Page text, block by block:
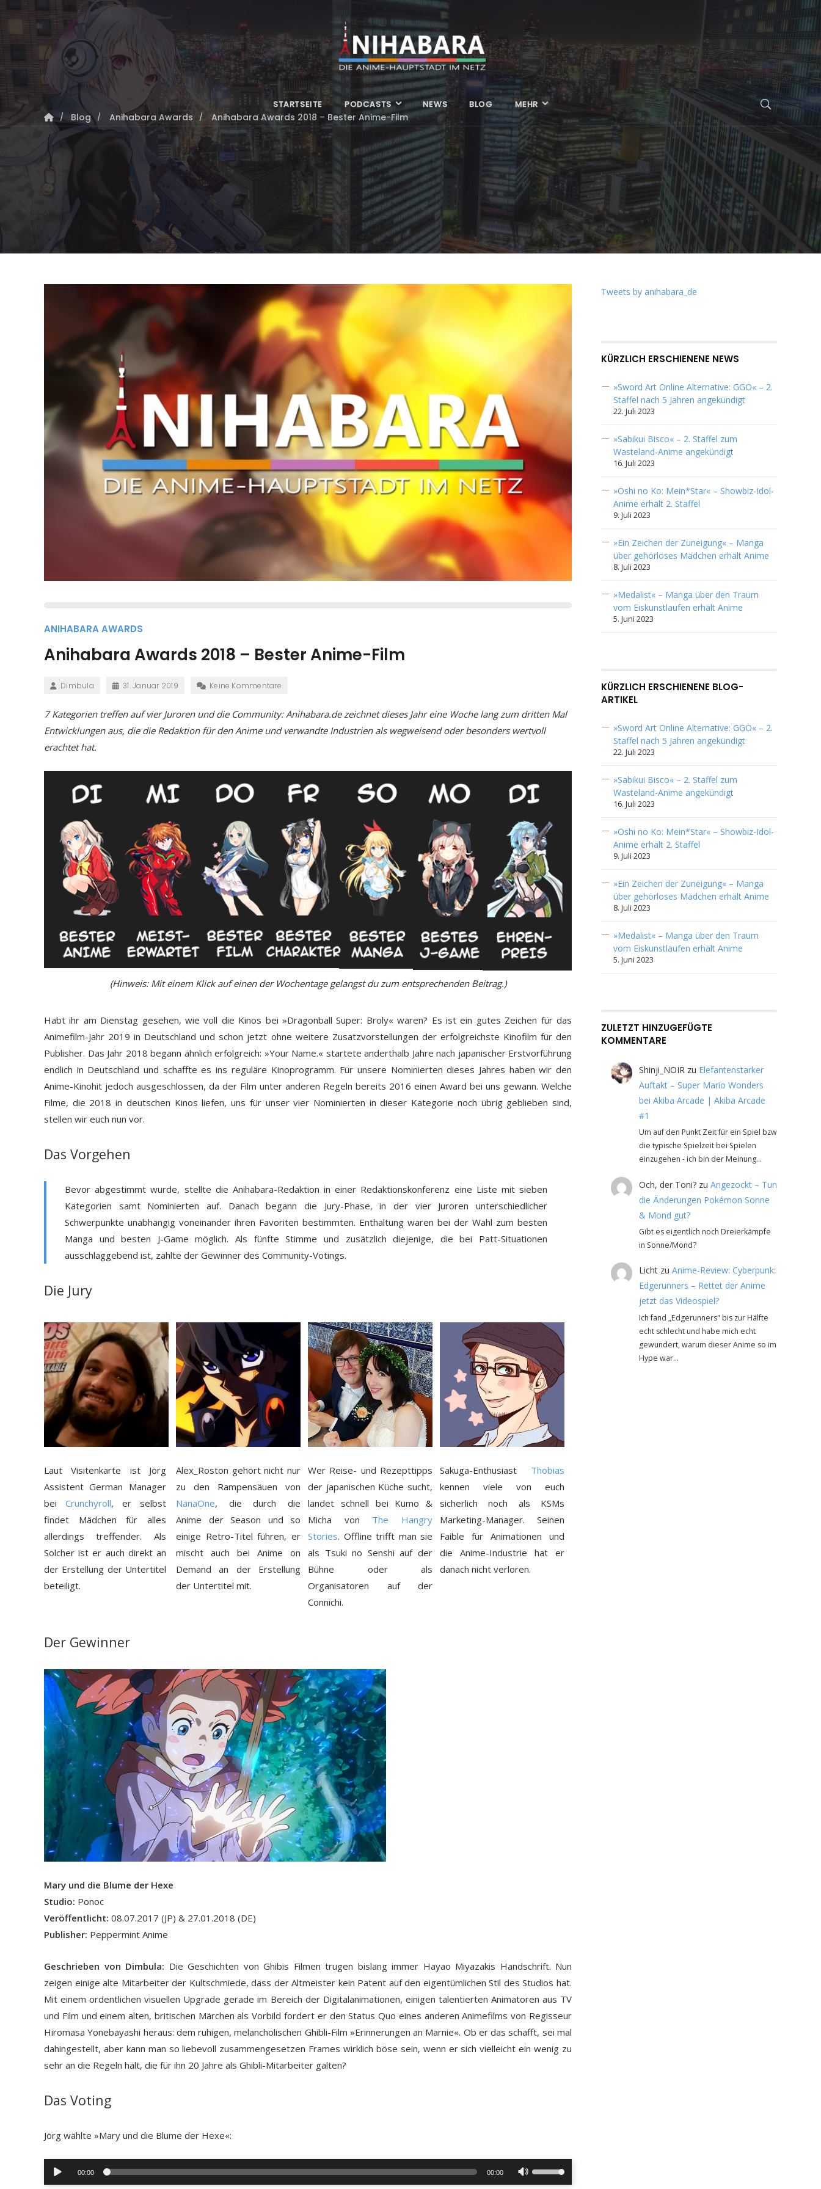
STARTSEITE PODCASTS NEWS BLOG MEHR
Blog Anihabara Awards Anihabara Awards 2018 – Bester Anime-Film
ANIHABARA AWARDS
Anihabara Awards 2018 – Bester Anime-Film
Dimbula 31. Januar 2019 Keine Kommentare
7 Kategorien treffen auf vier Juroren und die Community: Anihabara.de zeichnet dieses Jahr eine Woche lang zum dritten Mal
Entwicklungen aus, die die Redaktion für den Anime und verwandte Industrien als wegweisend oder besonders wertvoll
erachtet hat.
(Hinweis: Mit einem Klick auf einen der Wochentage gelangst du zum entsprechenden Beitrag.)
Habt ihr am Dienstag gesehen, wie voll die Kinos bei »Dragonball Super: Broly« waren? Es ist ein gutes Zeichen für das
Animefilm-Jahr 2019 in Deutschland und schon jetzt ohne weitere Zusatzvorstellungen der erfolgreichste Kinofilm für den
Publisher. Das Jahr 2018 begann ähnlich erfolgreich: »Your Name.« startete anderthalb Jahre nach japanischer Erstvorführung
endlich in Deutschland und schaffte es ins reguläre Kinoprogramm. Für unsere Nominierten dieses Jahres haben wir den
Anime-Kinohit jedoch ausgeschlossen, da der Film unter anderen Regeln bereits 2016 einen Award bei uns gewann. Welche
Filme, die 2018 in deutschen Kinos liefen, uns für unser vier Nominierten in dieser Kategorie noch übrig geblieben sind,
stellen wir euch nun vor.
Das Vorgehen
Bevor abgestimmt wurde, stellte die Anihabara-Redaktion in einer Redaktionskonferenz eine Liste mit sieben
Kategorien samt Nominierten auf. Danach begann die Jury-Phase, in der vier Juroren unterschiedlicher
Schwerpunkte unabhängig voneinander ihren Favoriten bestimmten. Enthaltung waren bei der Wahl zum besten
Manga und besten J-Game möglich. Als fünfte Stimme und zusätzlich diejenige, die bei Patt-Situationen
ausschlaggebend ist, zählte der Gewinner des Community-Votings.
Die Jury
Laut Visitenkarte ist Jörg
Assistent German Manager
bei Crunchyroll, er selbst
findet Mädchen für alles
allerdings treffender. Als
Solcher ist er auch direkt an
der Erstellung der Untertitel
beteiligt.
Alex_Roston gehört nicht nur
zu den Rampensäuen von
NanaOne, die durch die
Anime der Season und so
einige Retro-Titel führen, er
mischt auch bei Anime on
Demand an der Erstellung
der Untertitel mit.
Wer Reise- und Rezepttipps
der japanischen Küche sucht,
landet schnell bei Kumo &
Micha von The Hangry
Stories. Offline trifft man sie
als Tsuki no Senshi auf der
Bühne oder als
Organisatoren auf der
Connichi.
Sakuga-Enthusiast Thobias
kennen viele von euch
sicherlich noch als KSMs
Marketing-Manager. Seinen
Faible für Animationen und
die Anime-Industrie hat er
danach nicht verloren.
Der Gewinner
Mary und die Blume der Hexe
Studio: Ponoc
Veröffentlicht: 08.07.2017 (JP) & 27.01.2018 (DE)
Publisher: Peppermint Anime
Geschrieben von Dimbula: Die Geschichten von Ghibis Filmen trugen bislang immer Hayao Miyazakis Handschrift. Nun
zeigen einige alte Mitarbeiter der Kultschmiede, dass der Altmeister kein Patent auf den eigentümlichen Stil des Studios hat.
Mit einem ordentlichen visuellen Upgrade gerade im Bereich der Digitalanimationen, einigen talentierten Animatoren aus TV
und Film und einem alten, britischen Märchen als Vorbild fordert er den Status Quo eines anderen Animefilms von Regisseur
Hiromasa Yonebayashi heraus: dem ruhigen, melancholischen Ghibli-Film »Erinnerungen an Marnie«. Ob er das schafft, sei mal
dahingestellt, aber kann man so liebevoll zusammengesetzen Frames wirklich böse sein, wenn er sich vielleicht ein wenig zu
sehr an die Regeln hält, die für ihn 20 Jahre als Ghibli-Mitarbeiter galten?
Das Voting
Jörg wählte »Mary und die Blume der Hexe«:
Audio-
Player
00:00 00:00
Pfeiltasten
Hoch/Runter
Tweets by anihabara_de
KÜRZLICH ERSCHIENENE NEWS
»Sword Art Online Alternative: GGO« – 2.
Staffel nach 5 Jahren angekündigt
22. Juli 2023
»Sabikui Bisco« – 2. Staffel zum
Wasteland-Anime angekündigt
16. Juli 2023
»Oshi no Ko: Mein*Star« – Showbiz-Idol-
Anime erhält 2. Staffel
9. Juli 2023
»Ein Zeichen der Zuneigung« – Manga
über gehörloses Mädchen erhält Anime
8. Juli 2023
»Medalist« – Manga über den Traum
vom Eiskunstlaufen erhält Anime
5. Juni 2023
KÜRZLICH ERSCHIENENE BLOG-
ARTIKEL
»Sword Art Online Alternative: GGO« – 2.
Staffel nach 5 Jahren angekündigt
22. Juli 2023
»Sabikui Bisco« – 2. Staffel zum
Wasteland-Anime angekündigt
16. Juli 2023
»Oshi no Ko: Mein*Star« – Showbiz-Idol-
Anime erhält 2. Staffel
9. Juli 2023
»Ein Zeichen der Zuneigung« – Manga
über gehörloses Mädchen erhält Anime
8. Juli 2023
»Medalist« – Manga über den Traum
vom Eiskunstlaufen erhält Anime
5. Juni 2023
ZULETZT HINZUGEFÜGTE
KOMMENTARE
Shinji_NOIRzu Elefantenstarker
Auftakt – Super Mario Wonders
bei Akiba Arcade | Akiba Arcade
#1
Um auf den Punkt Zeit für ein Spiel bzw
die typische Spielzeit bei Spielen
einzugehen - ich bin der Meinung…
Och, der Toni?zu Angezockt – Tun
die Änderungen Pokémon Sonne
& Mond gut?
Gibt es eigentlich noch Dreierkämpfe
in Sonne/Mond?
Lichtzu Anime-Review: Cyberpunk:
Edgerunners – Rettet der Anime
jetzt das Videospiel?
Ich fand „Edgerunners" bis zur Hälfte
echt schlecht und habe mich echt
gewundert, warum dieser Anime so im
Hype war…